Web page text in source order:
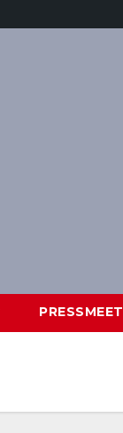
PRESSMEET